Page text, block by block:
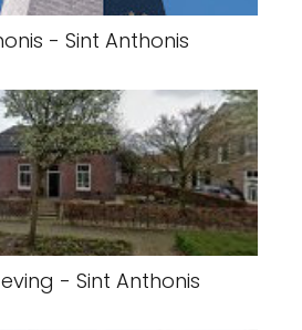
- Sint Anthonis
- Sint Anthonis